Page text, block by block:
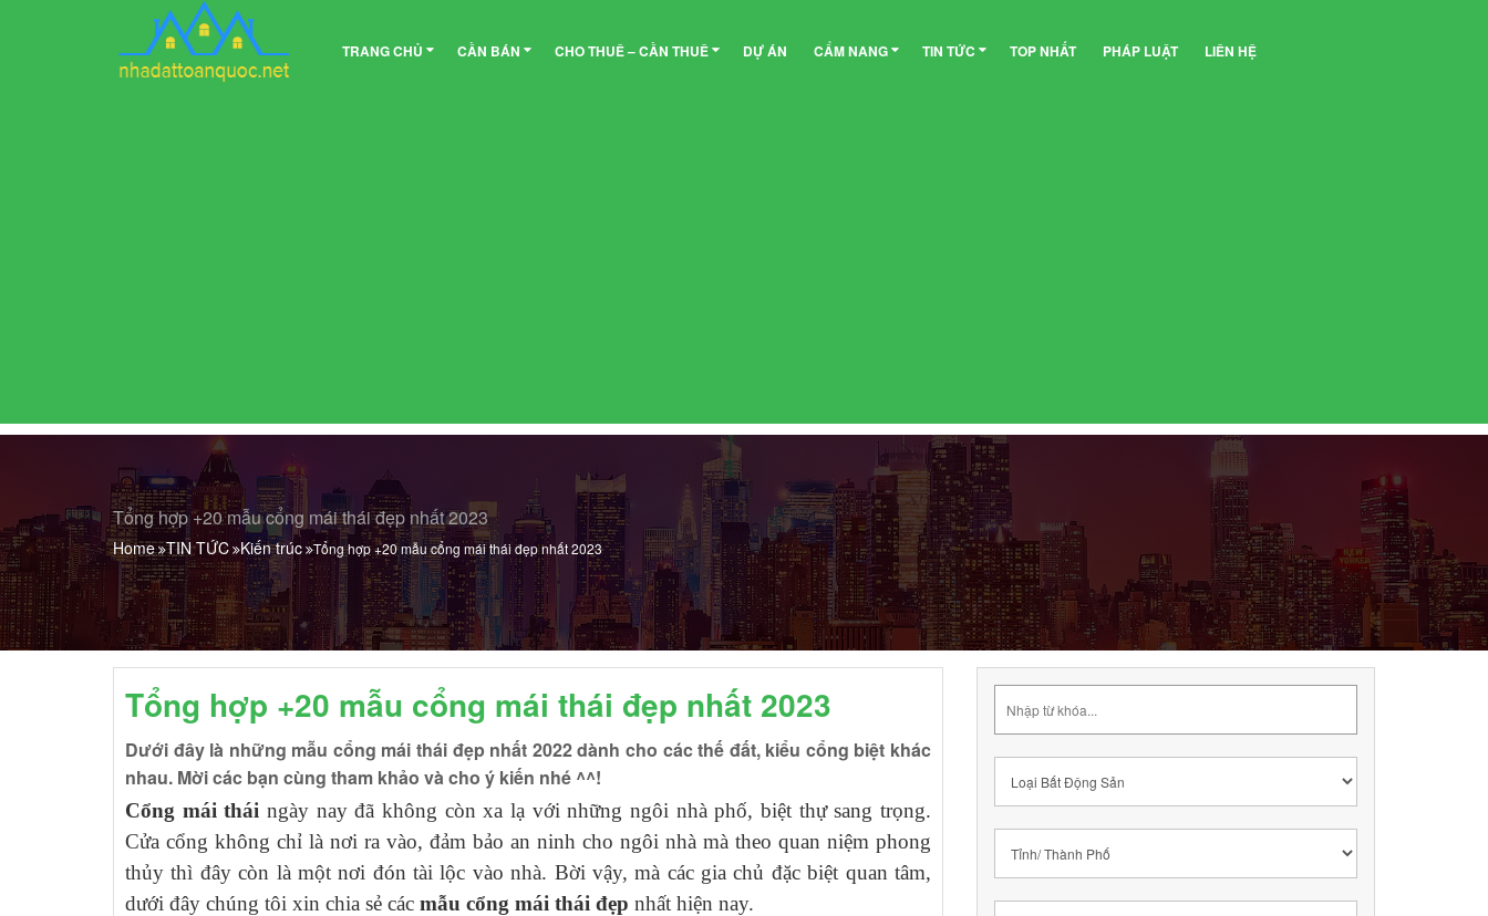
TRANG CHỦ CẦN BÁN CHO THUÊ – CẦN THUÊ DỰ ÁN CẨM NANG TIN TỨC TOP NHẤT PHÁP LUẬT LIÊN HỆ
Tổng hợp +20 mẫu cổng mái thái đẹp nhất 2023
Home TIN TỨC Kiến trúc Tổng hợp +20 mẫu cổng mái thái đẹp nhất 2023
Tổng hợp +20 mẫu cổng mái thái đẹp nhất 2023
Dưới đây là những mẫu cổng mái thái đẹp nhất 2022 dành cho các thế đất, kiểu cổng biệt khác
nhau. Mời các bạn cùng tham khảo và cho ý kiến nhé ^^!
Cổng mái thái ngày nay đã không còn xa lạ với những ngôi nhà phố, biệt thự sang trọng.
Cửa cổng không chỉ là nơi ra vào, đảm bảo an ninh cho ngôi nhà mà theo quan niệm phong
thủy thì đây còn là một nơi đón tài lộc vào nhà. Bời vậy, mà các gia chủ đặc biệt quan tâm,
dưới đây chúng tôi xin chia sẻ các mẫu cổng mái thái đẹp nhất hiện nay.